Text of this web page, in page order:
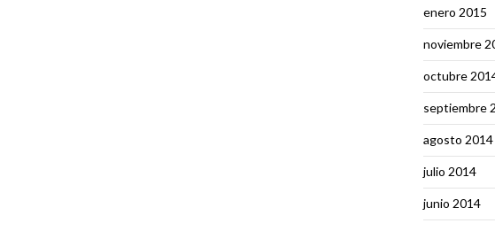
enero 2015
noviembre
octubre
septiembre
agosto 2014
julio 2014
junio 2014